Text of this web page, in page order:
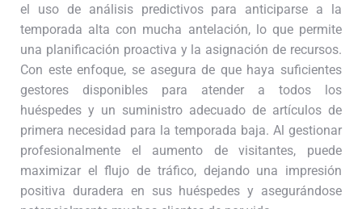
el uso de análisis predictivos para anticiparse a la
temporada alta con mucha antelación, lo que permite
una planificación proactiva y la asignación de recursos.
Con este enfoque, se asegura de que haya suficientes
gestores disponibles para atender a todos los
huéspedes y un suministro adecuado de artículos de
primera necesidad para la temporada baja. Al gestionar
profesionalmente el aumento de visitantes, puede
maximizar el flujo de tráfico, dejando una impresión
positiva duradera en sus huéspedes y asegurándose